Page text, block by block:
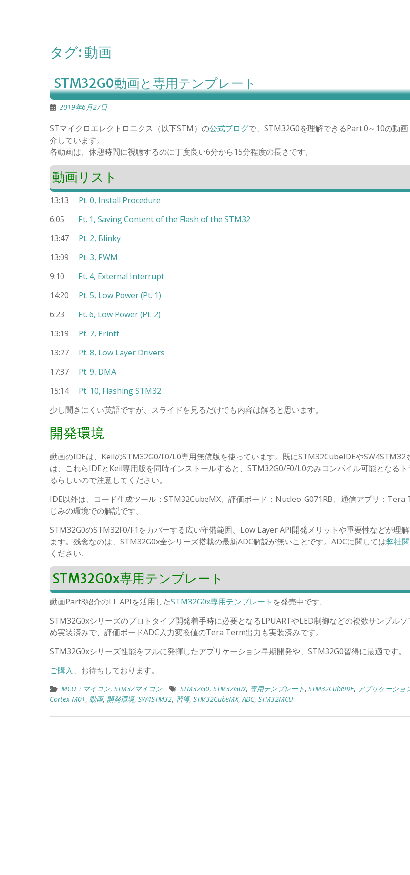
タグ: 動画
STM32G0動画と専用テンプレート
2019年6月27日
STマイクロエレクトロニクス（以下STM）の公式ブログで、STM32G0を理解できるPart.0～10の動
介しています。
各動画は、休憩時間に視聴するのに丁度良い6分から15分程度の長さです。
動画リスト
13:13 Pt. 0, Install Procedure
6:05 Pt. 1, Saving Content of the Flash of the STM32
13:47 Pt. 2, Blinky
13:09 Pt. 3, PWM
9:10 Pt. 4, External Interrupt
14:20 Pt. 5, Low Power (Pt. 1)
6:23 Pt. 6, Low Power (Pt. 2)
13:19 Pt. 7, Printf
13:27 Pt. 8, Low Layer Drivers
17:37 Pt. 9, DMA
15:14 Pt. 10, Flashing STM32
少し聞きにくい英語ですが、スライドを見るだけでも内容は解ると思います。
開発環境
動画のIDEは、KeilのSTM32G0/F0/L0専用無償版を使っています。既にSTM32CubeIDEやSW4STM32
は、これらIDEとKeil専用版を同時インストールすると、STM32G0/F0/L0のみコンパイル可能となる
るらしいので注意してください。
IDE以外は、コード生成ツール：STM32CubeMX、評価ボード：Nucleo-G071RB、通信アプリ：Tera
じみの環境での解説です。
STM32G0のSTM32F0/F1をカバーする広い守備範囲、Low Layer API開発メリットや重要性などが理
ます。残念なのは、STM32G0x全シリーズ搭載の最新ADC解説が無いことです。ADCに関しては弊社
ください。
STM32G0x専用テンプレート
動画Part8紹介のLL APIを活用したSTM32G0x専用テンプレート を発売中です。
STM32G0xシリーズのプロトタイプ開発着手時に必要となるLPUARTやLED制御などの複数サンプルソ
め実装済みで、評価ボードADC入力変換値のTera Term出力も実装済みです。
STM32G0xシリーズ性能をフルに発揮したアプリケーション早期開発や、STM32G0習得に最適です。
ご購入、お待ちしております。
MCU：マイコン, STM32マイコン STM32G0, STM32G0x, 専用テンプレート, STM32CubeIDE, アプリケーショ
Cortex-M0+, 動画, 開発環境, SW4STM32, 習得, STM32CubeMX, ADC, STM32MCU